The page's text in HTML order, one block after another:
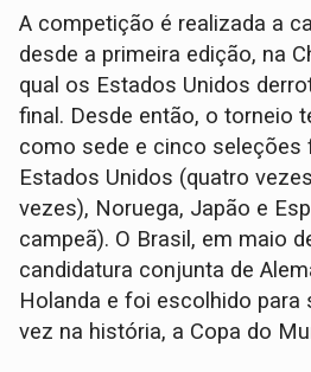
A competição é realizada a
desde a primeira edição, na
qual os Estados Unidos
final. Desde então, o torneio
como sede e cinco seleções
Estados Unidos (quatro
vezes), Noruega, Japão e
campeã). O Brasil, em maio
candidatura conjunta de
Holanda e foi escolhido para
vez na história, a Copa do